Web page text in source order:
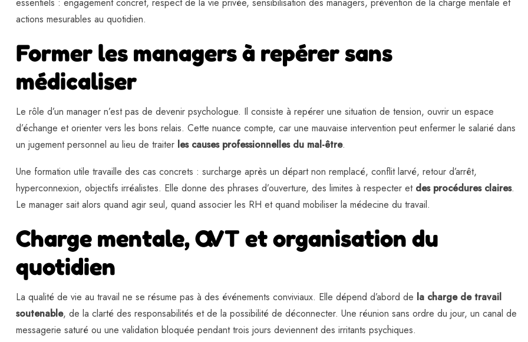
actions mesurables au quotidien.
Former les managers à repérer sans
médicaliser
Le rôle d’un manager n’est pas de devenir psychologue. Il consiste à repérer une situation de tension, ouvrir un espace
d’échange et orienter vers les bons relais. Cette nuance compte, car une mauvaise intervention peut enfermer le salarié dans
un jugement personnel au lieu de traiter les causes professionnelles du mal-être.
Une formation utile travaille des cas concrets : surcharge après un départ non remplacé, conflit larvé, retour d’arrêt,
hyperconnexion, objectifs irréalistes. Elle donne des phrases d’ouverture, des limites à respecter et des procédures claires.
Le manager sait alors quand agir seul, quand associer les RH et quand mobiliser la médecine du travail.
Charge mentale, QVT et organisation du
quotidien
La qualité de vie au travail ne se résume pas à des événements conviviaux. Elle dépend d’abord de la charge de travail
soutenable, de la clarté des responsabilités et de la possibilité de déconnecter. Une réunion sans ordre du jour, un canal de
messagerie saturé ou une validation bloquée pendant trois jours deviennent des irritants psychiques.